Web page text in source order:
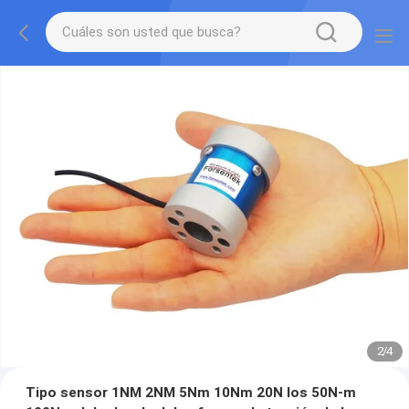
2/4
Tipo sensor 1NM 2NM 5Nm 10Nm 20N los 50N-m